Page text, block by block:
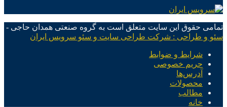
تمامی حقوق این سایت متعلق است به گروه صنعتی همدان حاجی -
سئو و طراحی : شرکت طراحی سایت و سئو سرویس ایران
شرایط و ضوابط
حریم خصوصی
آدرس‌ها
محصولات
مطالب
خانه